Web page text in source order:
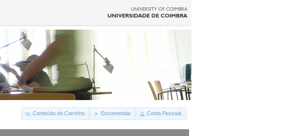
Conteúdo do Carrinho Encomendar Conta Pessoal